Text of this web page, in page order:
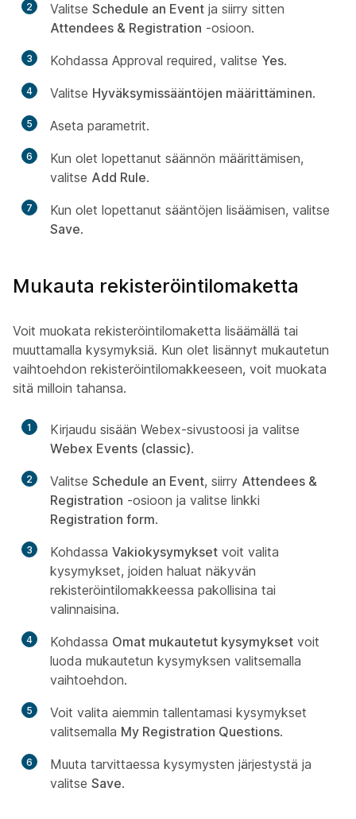
2 Valitse Schedule an Event ja siirry sitten
Attendees & Registration -osioon.
3 Kohdassa Approval required, valitse Yes.
4 Valitse Hyväksymissääntöjen määrittäminen.
5 Aseta parametrit.
6
Kun olet lopettanut säännön määrittämisen,
valitse Add Rule.
7
Kun olet lopettanut sääntöjen lisäämisen, valitse
Save.
Mukauta rekisteröintilomaketta
Voit muokata rekisteröintilomaketta lisäämällä tai
muuttamalla kysymyksiä. Kun olet lisännyt mukautetun
vaihtoehdon rekisteröintilomakkeeseen, voit muokata
sitä milloin tahansa.
1
Kirjaudu sisään Webex-sivustoosi ja valitse
Webex Events (classic).
2 Valitse Schedule an Event, siirry Attendees &
Registration -osioon ja valitse linkki
Registration form.
3 Kohdassa Vakiokysymykset voit valita
kysymykset, joiden haluat näkyvän
rekisteröintilomakkeessa pakollisina tai
valinnaisina.
4 Kohdassa Omat mukautetut kysymykset voit
luoda mukautetun kysymyksen valitsemalla
vaihtoehdon.
5
Voit valita aiemmin tallentamasi kysymykset
valitsemalla My Registration Questions.
6
Muuta tarvittaessa kysymysten järjestystä ja
valitse Save.